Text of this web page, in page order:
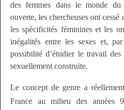
des femmes dans le monde
ouverte, les chercheuses ont cessé
les spécificités féminines et les
inégalités entre les sexes et,
possibilité d’étudier le travail
sexuellement construite.
Le concept de genre a
France au milieu des années